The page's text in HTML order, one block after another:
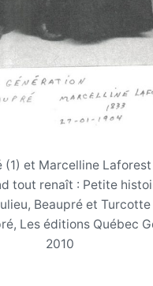
(1) et Marcelline
tout renaît : Petite
Beaupré et Turcotte
Les éditions Québec
2010